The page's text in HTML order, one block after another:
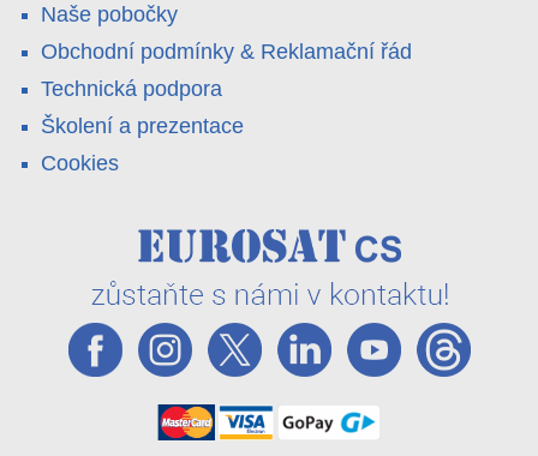
Naše pobočky
Obchodní podmínky & Reklamační řád
Technická podpora
Školení a prezentace
Cookies